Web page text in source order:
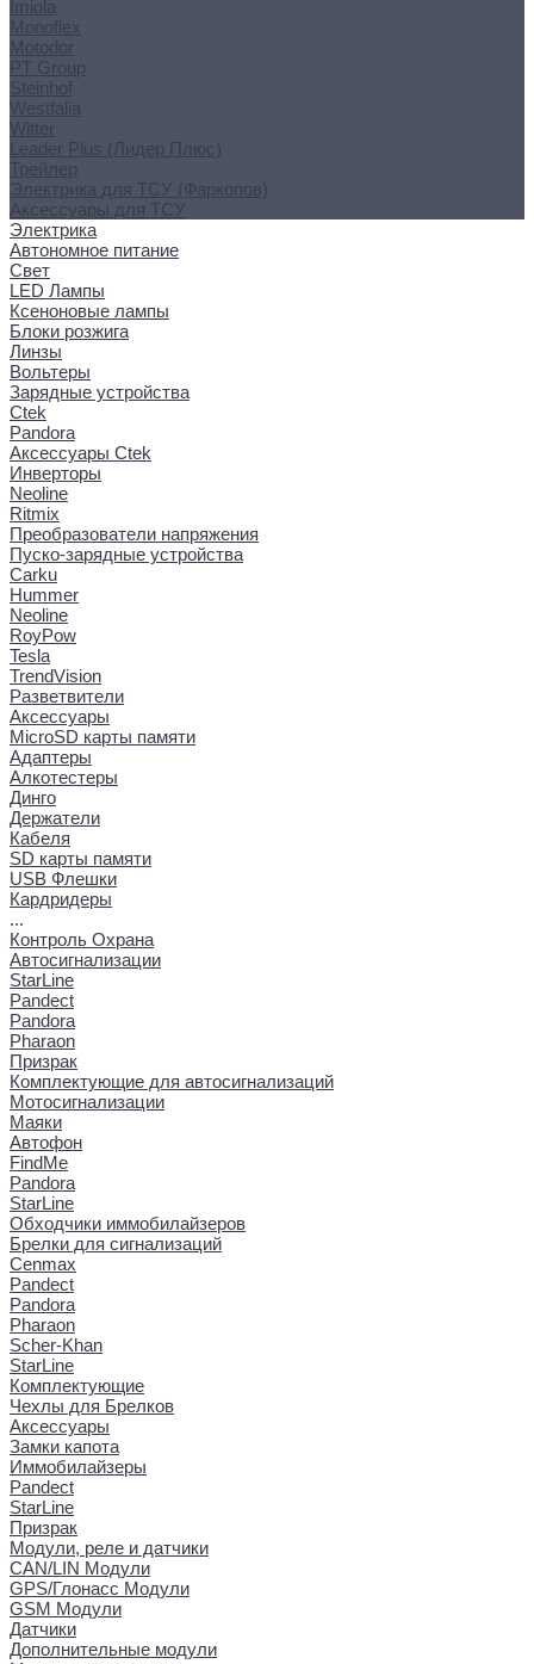
Imiola
Monoflex
Motodor
PT Group
Steinhof
Westfalia
Witter
Leader Plus (Лидер Плюс)
Трейлер
Электрика для ТСУ (Фаркопов)
Аксессуары для ТСУ
Электрика
Автономное питание
Свет
LED Лампы
Ксеноновые лампы
Блоки розжига
Линзы
Вольтеры
Зарядные устройства
Ctek
Pandora
Аксессуары Ctek
Инверторы
Neoline
Ritmix
Преобразователи напряжения
Пуско-зарядные устройства
Carku
Hummer
Neoline
RoyPow
Tesla
TrendVision
Разветвители
Аксессуары
MicroSD карты памяти
Адаптеры
Алкотестеры
Динго
Держатели
Кабеля
SD карты памяти
USB Флешки
Кардридеры
...
Контроль Охрана
Автосигнализации
StarLine
Pandect
Pandora
Pharaon
Призрак
Комплектующие для автосигнализаций
Мотосигнализации
Маяки
Автофон
FindMe
Pandora
StarLine
Обходчики иммобилайзеров
Брелки для сигнализаций
Cenmax
Pandect
Pandora
Pharaon
Scher-Khan
StarLine
Комплектующие
Чехлы для Брелков
Аксессуары
Замки капота
Иммобилайзеры
Pandect
StarLine
Призрак
Модули, реле и датчики
CAN/LIN Модули
GPS/Глонасс Модули
GSM Модули
Датчики
Дополнительные модули